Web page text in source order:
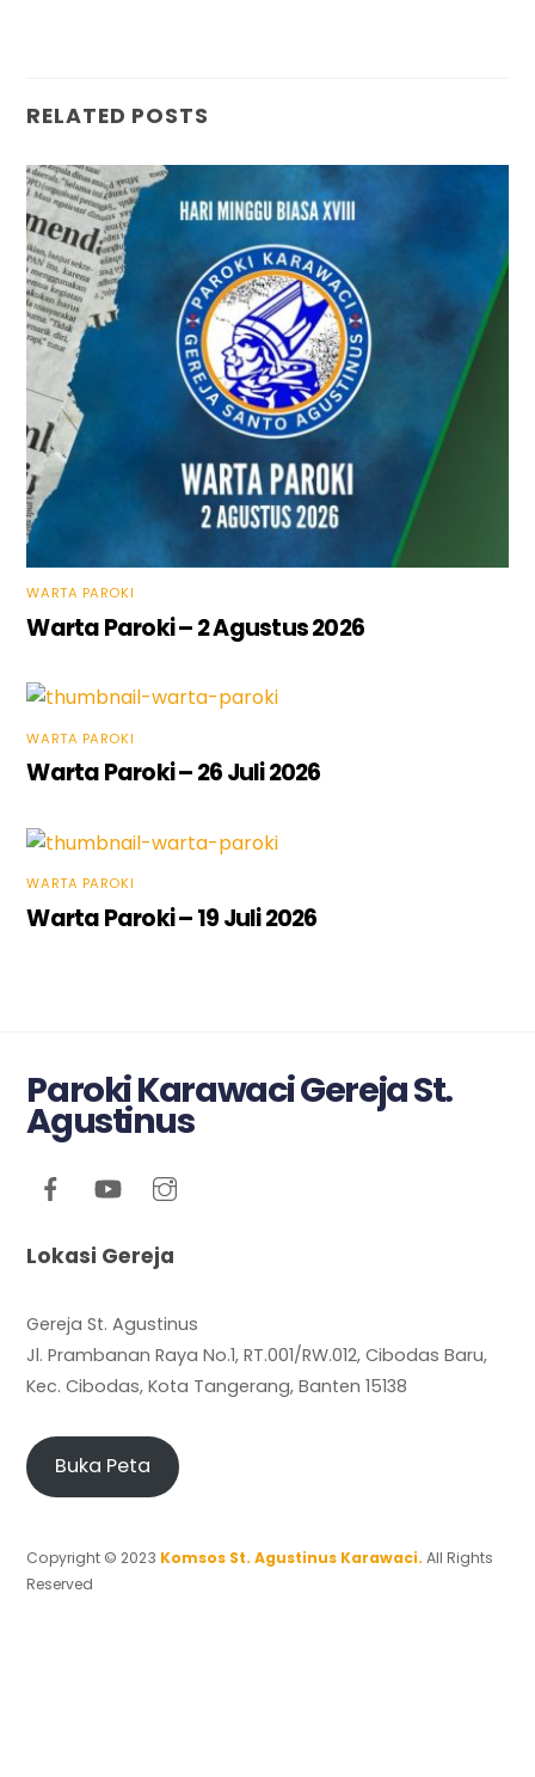
RELATED POSTS
WARTA PAROKI
Warta Paroki – 2 Agustus 2026
WARTA PAROKI
Warta Paroki – 26 Juli 2026
WARTA PAROKI
Warta Paroki – 19 Juli 2026
Paroki Karawaci Gereja St.
Agustinus
Lokasi Gereja
Gereja St. Agustinus
Jl. Prambanan Raya No.1, RT.001/RW.012, Cibodas Baru,
Kec. Cibodas, Kota Tangerang, Banten 15138
Buka Peta
Copyright © 2023 Komsos St. Agustinus Karawaci. All Rights
Reserved